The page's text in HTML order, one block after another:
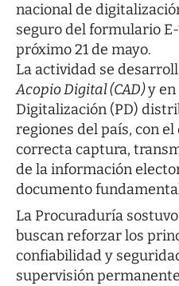
nacional de
seguro del formulario
próximo 21 de mayo.
La actividad se
Acopio Digital (CAD)y en
Digitalización (PD)
regiones del país, con
correcta captura,
de la información
documento
La Procuraduría
buscan reforzar los
confiabilidad y
supervisión